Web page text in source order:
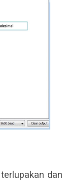
dan